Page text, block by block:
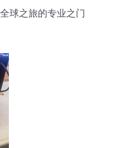
球之旅的专业之门